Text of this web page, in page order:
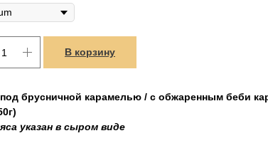
В корзину
брусничной карамелью / с обжаренным беби
указан в сыром виде